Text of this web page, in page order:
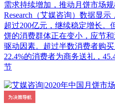
需求持续增加，推动月饼市场
Research（艾媒咨询）数据显
超过200亿元，继续稳定增长。
饼的消费群体正在变小，应节
驱动因素。超过半数消费者购
22.4%的消费者为商务送礼，
节